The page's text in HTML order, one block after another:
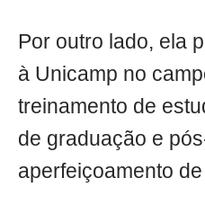
Por outro lado, ela
à Unicamp no
treinamento de
de graduação e
aperfeiçoamento